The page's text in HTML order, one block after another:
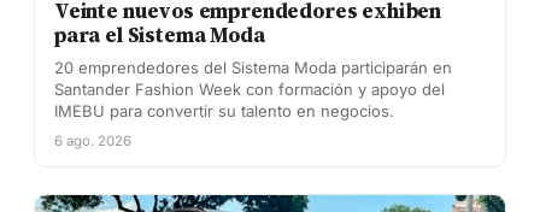
Veinte nuevos emprendedores exhiben
para el Sistema Moda
20 emprendedores del Sistema Moda participarán en
Santander Fashion Week con formación y apoyo del
IMEBU para convertir su talento en negocios.
6 ago. 2026